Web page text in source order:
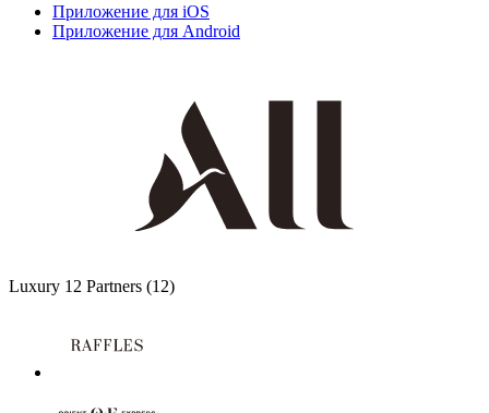
Приложение для iOS
Приложение для Android
Luxury 12 Partners (12)